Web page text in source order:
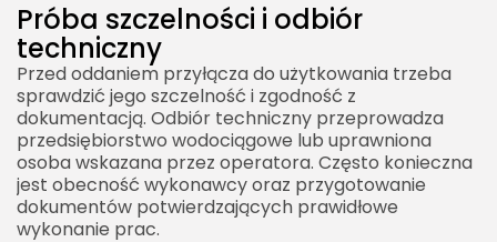
Próba szczelności i odbiór
techniczny
Przed oddaniem przyłącza do użytkowania trzeba
sprawdzić jego szczelność i zgodność z
dokumentacją. Odbiór techniczny przeprowadza
przedsiębiorstwo wodociągowe lub uprawniona
osoba wskazana przez operatora. Często konieczna
jest obecność wykonawcy oraz przygotowanie
dokumentów potwierdzających prawidłowe
wykonanie prac.